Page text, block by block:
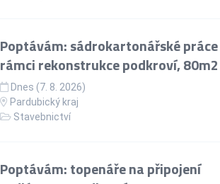
Poptávám: sádrokartonářské
rámci rekonstrukce podkroví, 80m2
Dnes (7. 8. 2026)
Pardubický kraj
Stavebnictví
Poptávám: topenáře na připojení